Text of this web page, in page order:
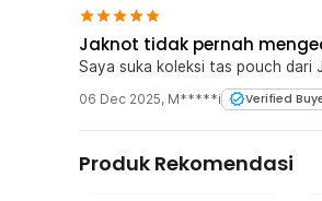
1 x Umidaa Tas Pouch
Jaknot tidak pernah
Saya suka koleksi tas pouch dari
06 Dec 2025, M*****i Verified
Produk Rekomendasi